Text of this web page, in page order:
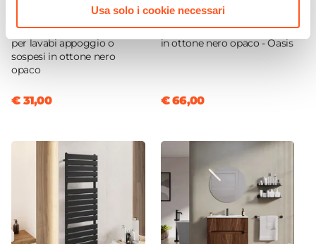
Usa solo i cookie necessari
Sifone di scarico universale
per lavabi appoggio o
sospesi in ottone nero
opaco
€ 31,00
CODICE:SIS-MNP
Miscelatore lavabo a muro
in ottone nero opaco - Oasis
€ 66,00